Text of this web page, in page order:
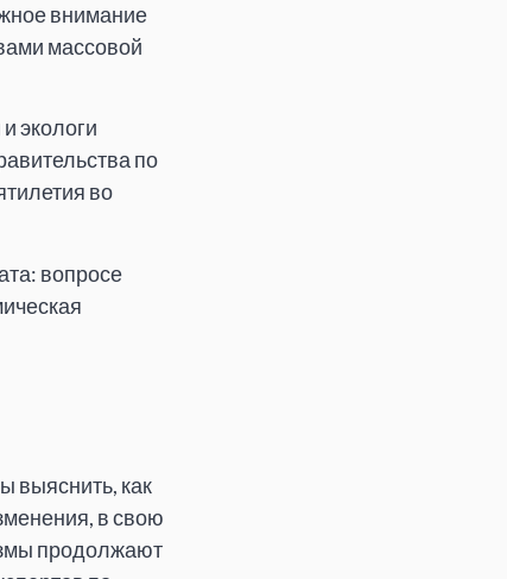
внимание
массовой
экологи
по
во
вопросе
выяснить, как
в свою
продолжают